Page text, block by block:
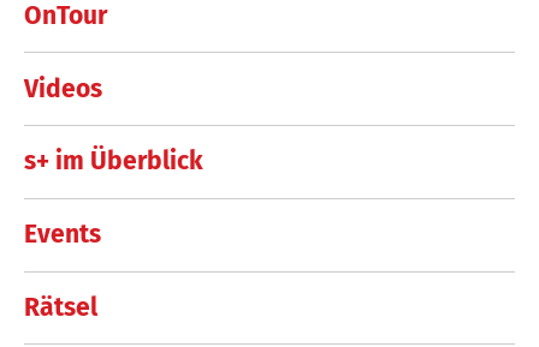
OnTour
Videos
s+ im Überblick
Events
Rätsel